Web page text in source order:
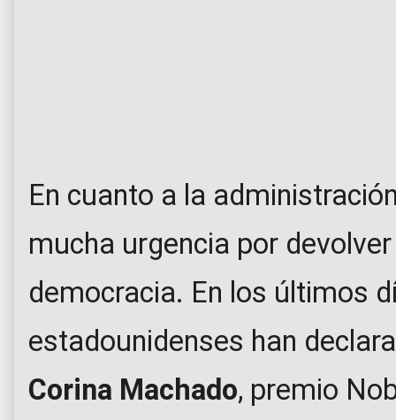
En cuanto a la
mucha urgencia por
democracia. En los últimos
estadounidenses han
Corina Machado, premio